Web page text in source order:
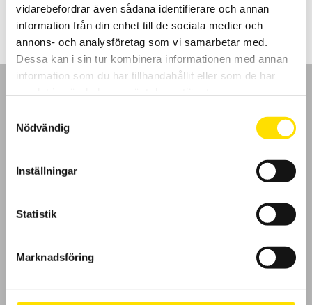
vidarebefordrar även sådana identifierare och annan
information från din enhet till de sociala medier och
annons- och analysföretag som vi samarbetar med.
Dessa kan i sin tur kombinera informationen med annan
information som du har tillhandahållit eller som de har
Nödvändig
Inställningar
Statistik
Marknadsföring